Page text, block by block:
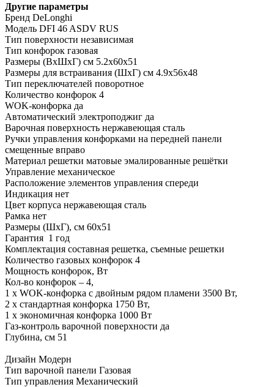
Другие параметры
Бренд DeLonghi
Модель DFI 46 ASDV RUS
Тип поверхности независимая
Тип конфорок газовая
Размеры (ВхШхГ) см 5.2х60х51
Размеры для встраивания (ШхГ) см 4.9х56х48
Тип переключателей поворотное
Количество конфорок 4
WOK-конфорка да
Автоматический электроподжиг да
Варочная поверхность нержавеющая сталь
Ручки управления конфорками на передней панели
смещенные вправо
Материал решетки матовые эмалированные решётки
Управление механическое
Расположение элементов управления спереди
Индикация нет
Цвет корпуса нержавеющая сталь
Рамка нет
Размеры (ШxГ), см 60х51
Гарантия 1 год
Комплектация составная решетка, съемные решетки
Количество газовых конфорок 4
Мощность конфорок, Вт
Кол-во конфорок – 4,
1 х WOK-конфорка с двойным рядом пламени 3500 Вт,
2 х стандартная конфорка 1750 Вт,
1 x экономичная конфорка 1000 Вт
Газ-контроль варочной поверхности да
Глубина, см 51
Дизайн Модерн
Тип варочной панели Газовая
Тип управления Механический